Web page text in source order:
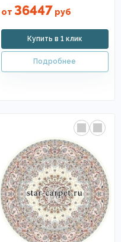
от 36447 руб